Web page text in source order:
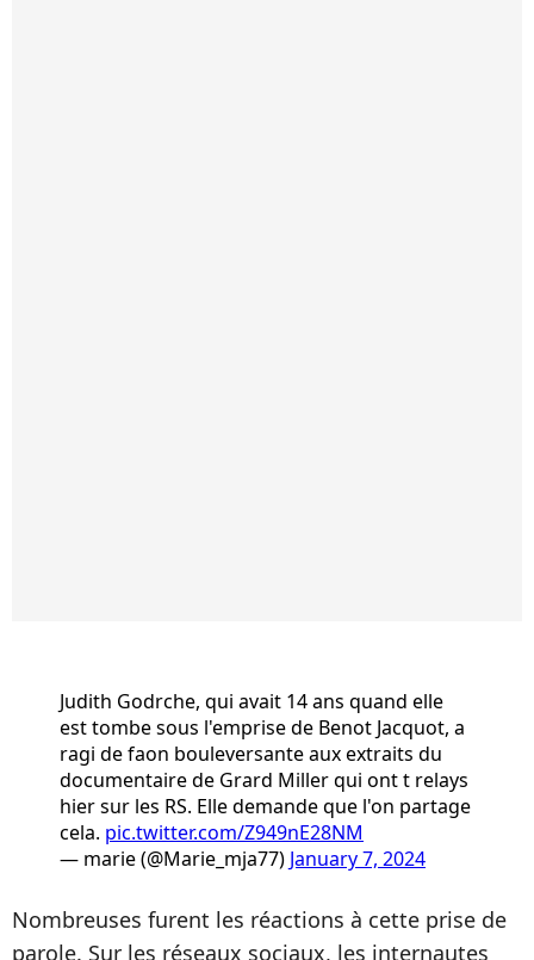
Judith Godrche, qui avait 14 ans quand elle
est tombe sous l'emprise de Benot Jacquot, a
ragi de faon bouleversante aux extraits du
documentaire de Grard Miller qui ont t relays
hier sur les RS. Elle demande que l'on partage
cela. pic.twitter.com/Z949nE28NM
— marie (@Marie_mja77) January 7, 2024
Nombreuses furent les réactions à cette prise de
parole. Sur les réseaux sociaux, les internautes